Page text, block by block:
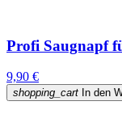
Profi Saugnapf
9,90 €
shopping_cart In den